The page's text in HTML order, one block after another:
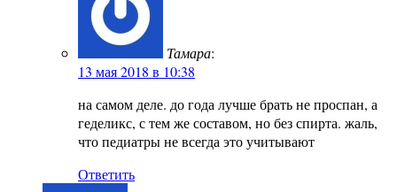
Тамара:
13 мая 2018 в 10:38
на самом деле. до года лучше брать не проспан, а
геделикс, с тем же составом, но без спирта. жаль,
что педиатры не всегда это учитывают
Ответить